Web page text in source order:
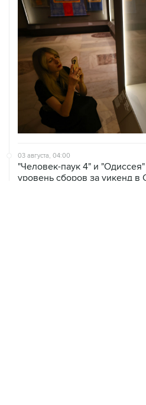
03 августа, 04:00
"Человек-паук 4" и
уровень сборов за уикенд